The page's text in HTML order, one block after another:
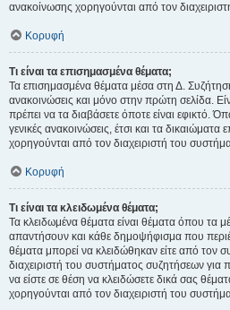
ανακοίνωσης χορηγούνται από τον
Κορυφή
Τι είναι τα επισημασμένα θέματα;
Τα επισημασμένα θέματα μέσα στη Δ.
ανακοινώσεις και μόνο στην πρώτη σελίδα.
πρέπει να τα διαβάσετε όποτε είναι εφικτό.
γενικές ανακοινώσεις, έτσι και τα
χορηγούνται από τον διαχειριστή του
Κορυφή
Τι είναι τα κλειδωμένα θέματα;
Τα κλειδωμένα θέματα είναι θέματα όπου τα
απαντήσουν και κάθε δημοψήφισμα που
θέματα μπορεί να κλειδώθηκαν είτε από τον
διαχειριστή του συστήματος συζητήσεων
να είστε σε θέση να κλειδώσετε δικά σας
χορηγούνται από τον διαχειριστή του